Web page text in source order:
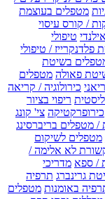
מטפלים בעוצמת
/ קורס עיסוי
טיפולי
/ טיפולי
בשיטת
פאולה מטפלים
כירולוגיה / קריאה
ריפוי בציור
כירופרקטיקה צי' קונג
מטפלים בריברסינג
מטפלים לשיקום
לא אלימה /
/ ספא מדריכי
גרינברג תרפיה
באומנות מטפלים